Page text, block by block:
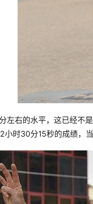
左右的水平，这已经不
小时30分15秒的成绩，